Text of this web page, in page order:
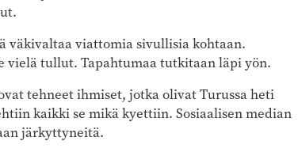
väkivaltaa viattomia sivullisia kohtaan.
vielä tullut. Tapahtumaa tutkitaan läpi yön.
tehneet ihmiset, jotka olivat Turussa heti
kaikki se mikä kyettiin. Sosiaalisen median
järkyttyneitä.